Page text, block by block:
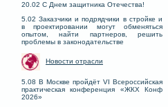
20.02 С Днем защитника Отечества!
5.02 Заказчики и подрядчики в стройке и
в проектировании могут обменяться
опытом, найти партнеров, решить
проблемы в законодательстве
Новости отрасли
5.08 В Москве пройдёт VI Всероссийская
практическая конференция «ЖКХ Конф
2026»